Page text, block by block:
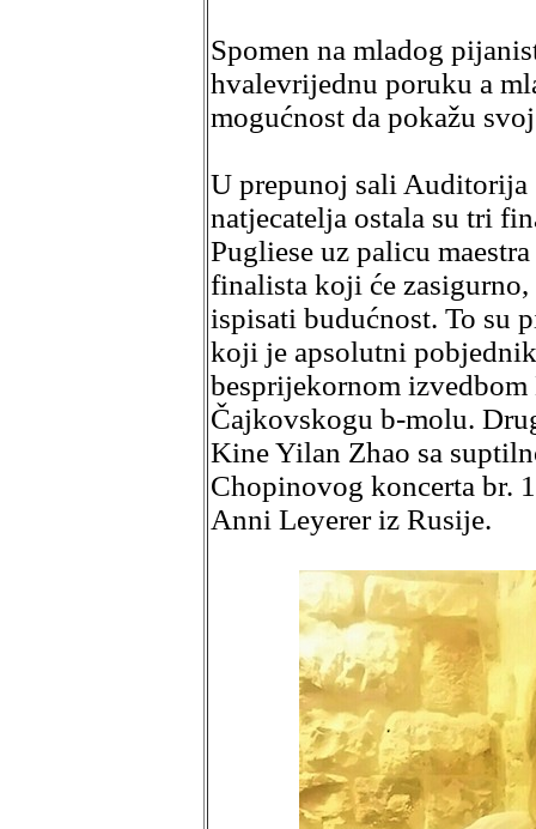
Spomen na mladog
hvalevrijednu poruku a
mogućnost da pokažu
U prepunoj sali
natjecatelja ostala su tri
Pugliese uz palicu
finalista koji će zasigurno,
ispisati budućnost. To su
koji je apsolutni
besprijekornom
Čajkovskogu b-molu.
Kine Yilan Zhao sa
Chopinovog koncerta br.
Anni Leyerer iz Rusije.